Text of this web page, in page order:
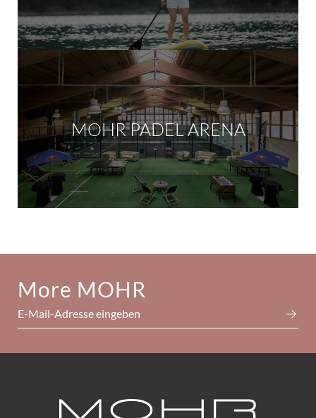
MOHR PADEL ARENA
More MOHR
E-Mail-Adresse eingeben